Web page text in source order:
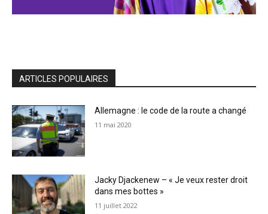
ARTICLES POPULAIRES
Allemagne : le code de la route a changé
11 mai 2020
Jacky Djackenew – « Je veux rester droit
dans mes bottes »
11 juillet 2022